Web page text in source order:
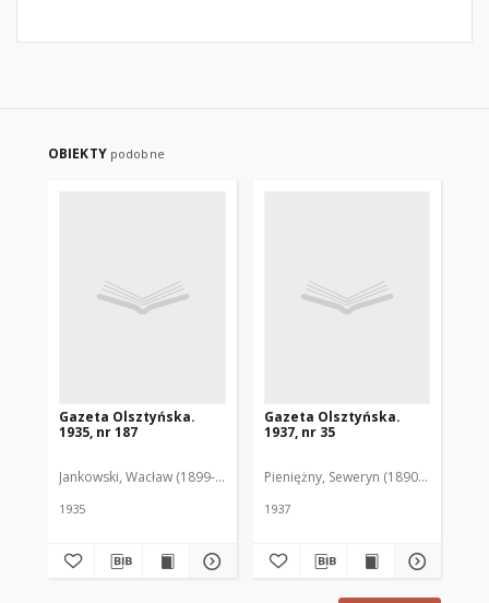
OBIEKTY podobne
Gazeta Olsztyńska.
1935, nr 187
Jankowski, Wacław (1899-1975). Red.
1935
Gazeta Olsztyńska.
1937, nr 35
Pieniężny, Seweryn (1890-1940). Red.
1937